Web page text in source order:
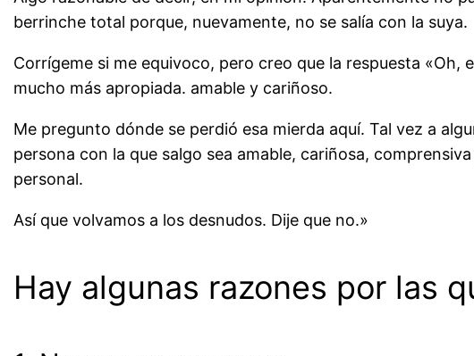
berrinche total porque, nuevamente, no se salía con la suya.
Corrígeme si me equivoco, pero creo que la respuesta
mucho más apropiada. amable y cariñoso.
Me pregunto dónde se perdió esa mierda aquí. Tal vez a
persona con la que salgo sea amable, cariñosa,
personal.
Así que volvamos a los desnudos. Dije que no.»
Hay algunas razones por las